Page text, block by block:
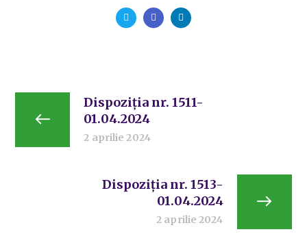
Dispoziția nr. 1511-
01.04.2024
2 aprilie 2024
Dispoziția nr. 1513-
01.04.2024
2 aprilie 2024